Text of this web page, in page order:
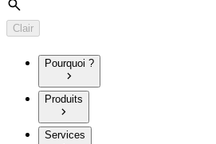
Rechercher
Clair
Pourquoi ?
Produits
Services